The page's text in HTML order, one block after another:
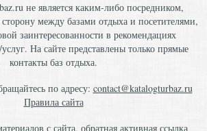
не является каким-либо посредником,
между базами отдыха и посетителями,
заинтересованности в рекомендациях
На сайте представлены только прямые
контакты баз отдыха.
по адресу: contact@katalogturbaz.ru
Правила сайта
с сайта, обратная активная ссылка